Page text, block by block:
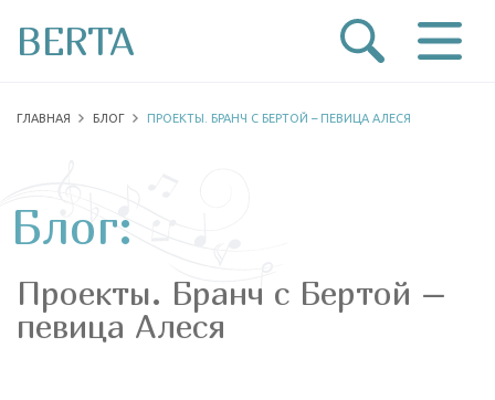
BERTA
ГЛАВНАЯ БЛОГ ПРОЕКТЫ. БРАНЧ С БЕРТОЙ – ПЕВИЦА АЛЕСЯ
Блог:
Проекты. Бранч с Бертой –
певица Алеся